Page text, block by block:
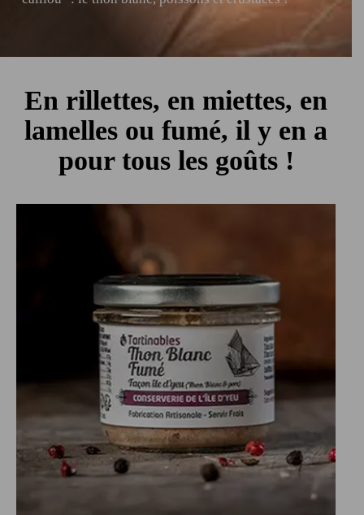
En rillettes, en miettes, en
lamelles ou fumé, il y en a
pour tous les goûts !